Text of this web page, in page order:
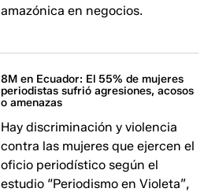
amazónica en negocios.
8M en Ecuador: El 55% de mujeres
periodistas sufrió agresiones, acosos
o amenazas
Hay discriminación y violencia
contra las mujeres que ejercen el
oficio periodístico según el
estudio “Periodismo en Violeta”,